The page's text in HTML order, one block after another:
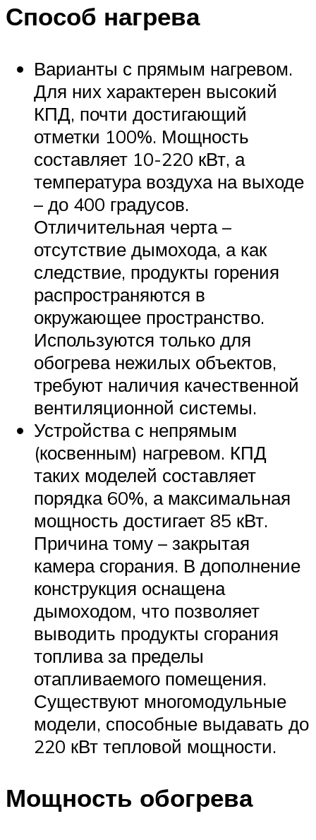
Способ нагрева
Варианты с прямым нагревом.
Для них характерен высокий
КПД, почти достигающий
отметки 100%. Мощность
составляет 10-220 кВт, а
температура воздуха на выходе
– до 400 градусов.
Отличительная черта –
отсутствие дымохода, а как
следствие, продукты горения
распространяются в
окружающее пространство.
Используются только для
обогрева нежилых объектов,
требуют наличия качественной
вентиляционной системы.
Устройства с непрямым
(косвенным) нагревом. КПД
таких моделей составляет
порядка 60%, а максимальная
мощность достигает 85 кВт.
Причина тому – закрытая
камера сгорания. В дополнение
конструкция оснащена
дымоходом, что позволяет
выводить продукты сгорания
топлива за пределы
отапливаемого помещения.
Существуют многомодульные
модели, способные выдавать до
220 кВт тепловой мощности.
Мощность обогрева